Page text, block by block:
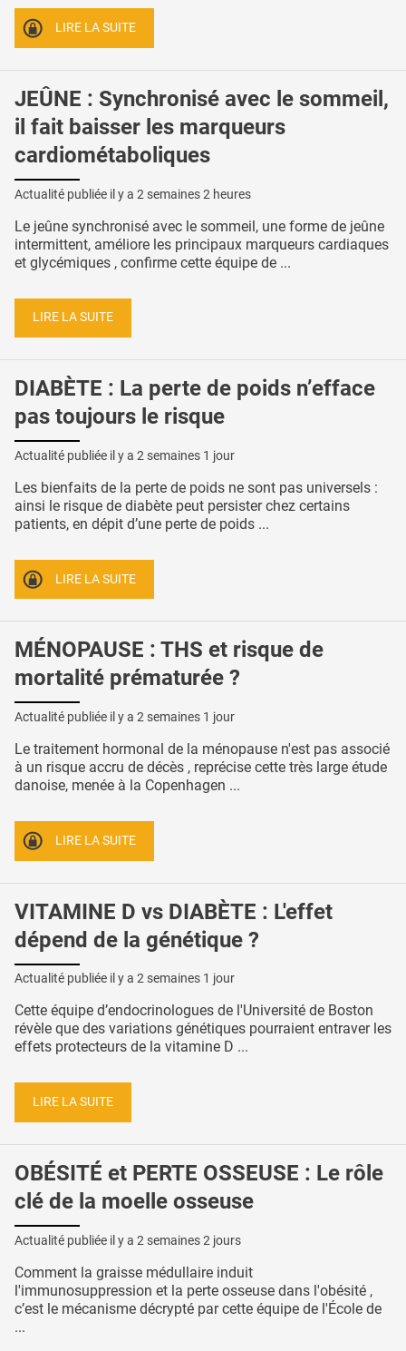
LIRE LA SUITE
JEÛNE : Synchronisé avec le sommeil,
il fait baisser les marqueurs
cardiométaboliques
Actualité publiée il y a 2 semaines 2 heures
Le jeûne synchronisé avec le sommeil, une forme de jeûne
intermittent, améliore les principaux marqueurs cardiaques
et glycémiques , confirme cette équipe de ...
LIRE LA SUITE
DIABÈTE : La perte de poids n’efface
pas toujours le risque
Actualité publiée il y a 2 semaines 1 jour
Les bienfaits de la perte de poids ne sont pas universels :
ainsi le risque de diabète peut persister chez certains
patients, en dépit d’une perte de poids ...
LIRE LA SUITE
MÉNOPAUSE : THS et risque de
mortalité prématurée ?
Actualité publiée il y a 2 semaines 1 jour
Le traitement hormonal de la ménopause n'est pas associé
à un risque accru de décès , reprécise cette très large étude
danoise, menée à la Copenhagen ...
LIRE LA SUITE
VITAMINE D vs DIABÈTE : L'effet
dépend de la génétique ?
Actualité publiée il y a 2 semaines 1 jour
Cette équipe d’endocrinologues de l'Université de Boston
révèle que des variations génétiques pourraient entraver les
effets protecteurs de la vitamine D ...
LIRE LA SUITE
OBÉSITÉ et PERTE OSSEUSE : Le rôle
clé de la moelle osseuse
Actualité publiée il y a 2 semaines 2 jours
Comment la graisse médullaire induit
l'immunosuppression et la perte osseuse dans l'obésité ,
c’est le mécanisme décrypté par cette équipe de l'École de
...